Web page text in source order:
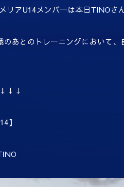
リアU14メンバーは本日TINOさ
あとのトレーニングにおいて
↓↓↓
】